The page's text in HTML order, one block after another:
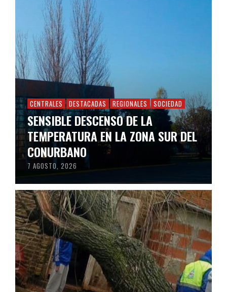
CENTRALES DESTACADAS REGIONALES SOCIEDAD
SENSIBLE DESCENSO DE LA
TEMPERATURA EN LA ZONA SUR DEL
CONURBANO
7 AGOSTO, 2026